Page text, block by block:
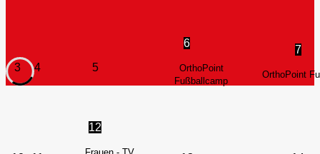
3 4 5
6
OrthoPoint
Fußballcamp
7
OrthoPoint
12